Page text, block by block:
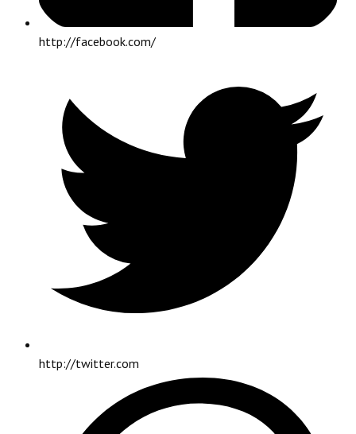
http://facebook.com/
http://twitter.com